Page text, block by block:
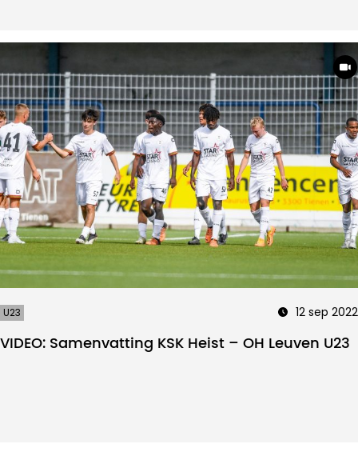
U23 12 sep 2022
VIDEO: Samenvatting KSK Heist – OH Leuven U23